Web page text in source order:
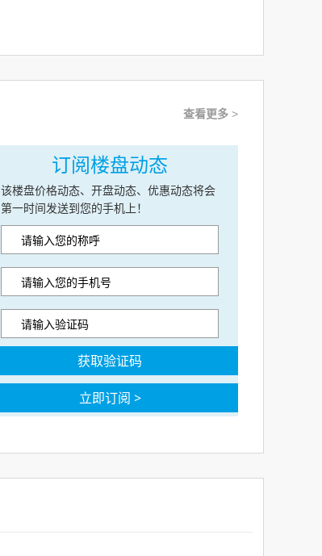
查看更多 >
订阅楼盘动态
该楼盘价格动态、开盘动态、优惠动态将会
第一时间发送到您的手机上！